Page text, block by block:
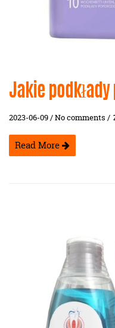
Jakie
2023-06-09 / No comments /
Read More